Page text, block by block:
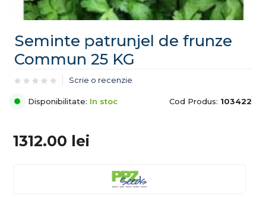
Seminte patrunjel de frunze
Commun 25 KG
Scrie o recenzie
Disponibilitate: In stoc Cod Produs: 103422
1312.00 lei